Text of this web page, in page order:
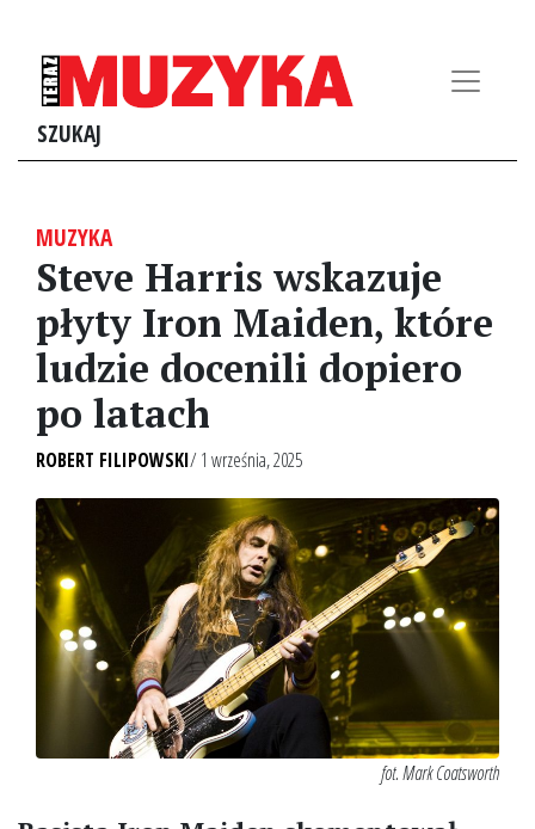
SZUKAJ
MUZYKA
Steve Harris wskazuje
płyty Iron Maiden, które
ludzie docenili dopiero
po latach
ROBERT FILIPOWSKI/ 1 września, 2025
fot. Mark Coatsworth